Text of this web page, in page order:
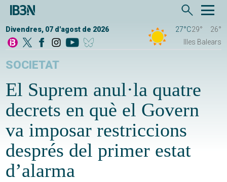
Divendres, 07 d'agost de 2026 27°C29°
26°
Illes Balears
SOCIETAT
El Suprem anul·la quatre
decrets en què el Govern
va imposar restriccions
després del primer estat
d’alarma